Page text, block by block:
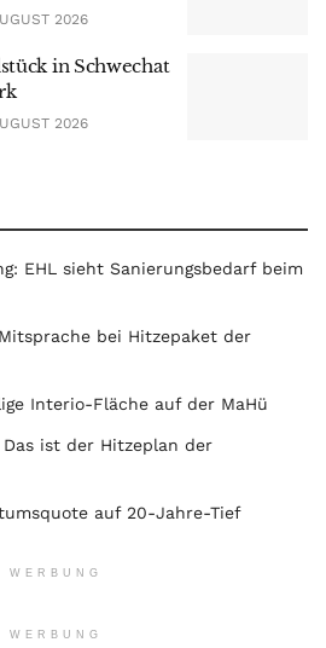
2026
in Schwechat
2026
EHL sieht Sanierungsbedarf beim
bei Hitzepaket der
Interio-Fläche auf der MaHü
ist der Hitzeplan der
auf 20-Jahre-Tief
WERBUNG
WERBUNG